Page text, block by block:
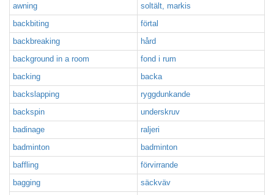
awning
soltält, markis
backbiting
förtal
backbreaking
hård
background in a room
fond i rum
backing
backa
backslapping
ryggdunkande
backspin
underskruv
badinage
raljeri
badminton
badminton
baffling
förvirrande
bagging
säckväv